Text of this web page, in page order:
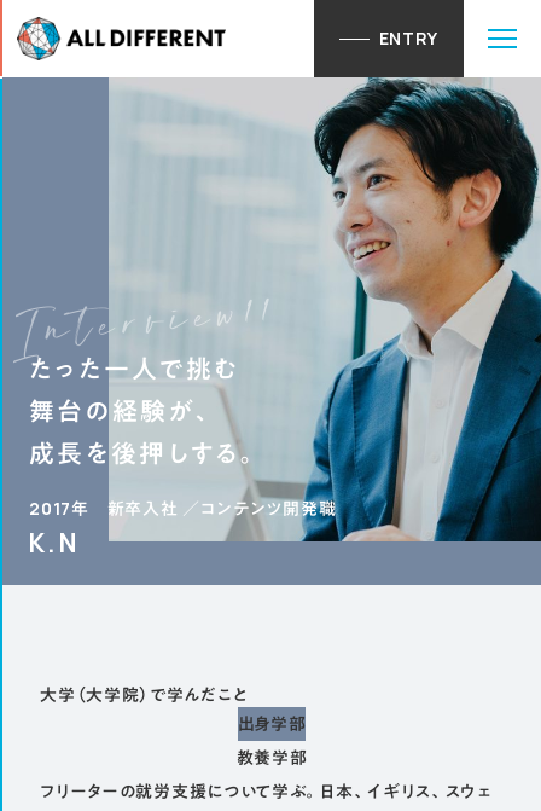
ENTRY
28卒ENTRY
Interview11
たった一人で挑む
舞台の経験が、
成長を後押しする。
2017年 新卒入社 ／コンテンツ開発職
K.N
大学（大学院）で学んだこと
出身学部
教養学部
フリーターの就労支援について学ぶ。日本、イギリス、スウェ